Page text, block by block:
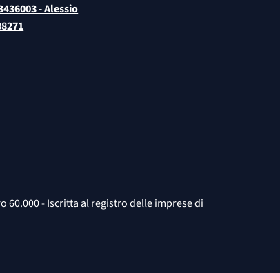
- Alessio
60.000 - Iscritta al registro delle imprese di